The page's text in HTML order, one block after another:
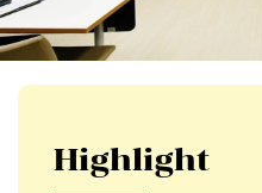
Highlight